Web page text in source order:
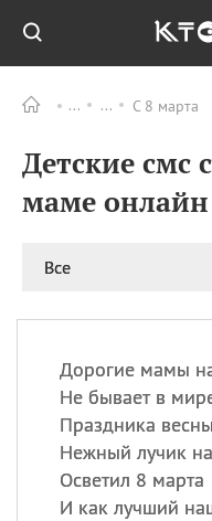
С 8 марта
Детские смс
маме онлайн
Все
Дорогие мамы
Не бывает в
Праздника
Нежный лучик
Осветил 8 марта
И как лучший